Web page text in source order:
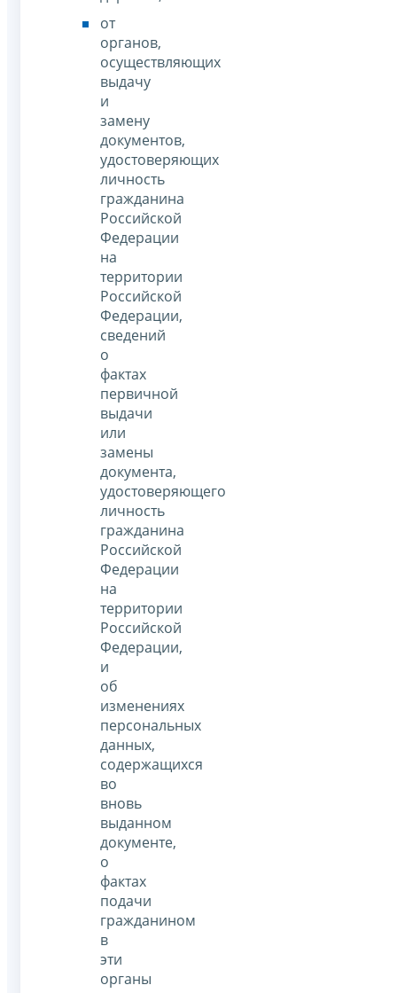
от
органов,
осуществляющих
выдачу
и
замену
документов,
удостоверяющих
личность
гражданина
Российской
Федерации
на
территории
Российской
Федерации,
сведений
о
фактах
первичной
выдачи
или
замены
документа,
удостоверяющего
личность
гражданина
Российской
Федерации
на
территории
Российской
Федерации,
и
об
изменениях
персональных
данных,
содержащихся
во
вновь
выданном
документе,
о
фактах
подачи
гражданином
в
эти
органы